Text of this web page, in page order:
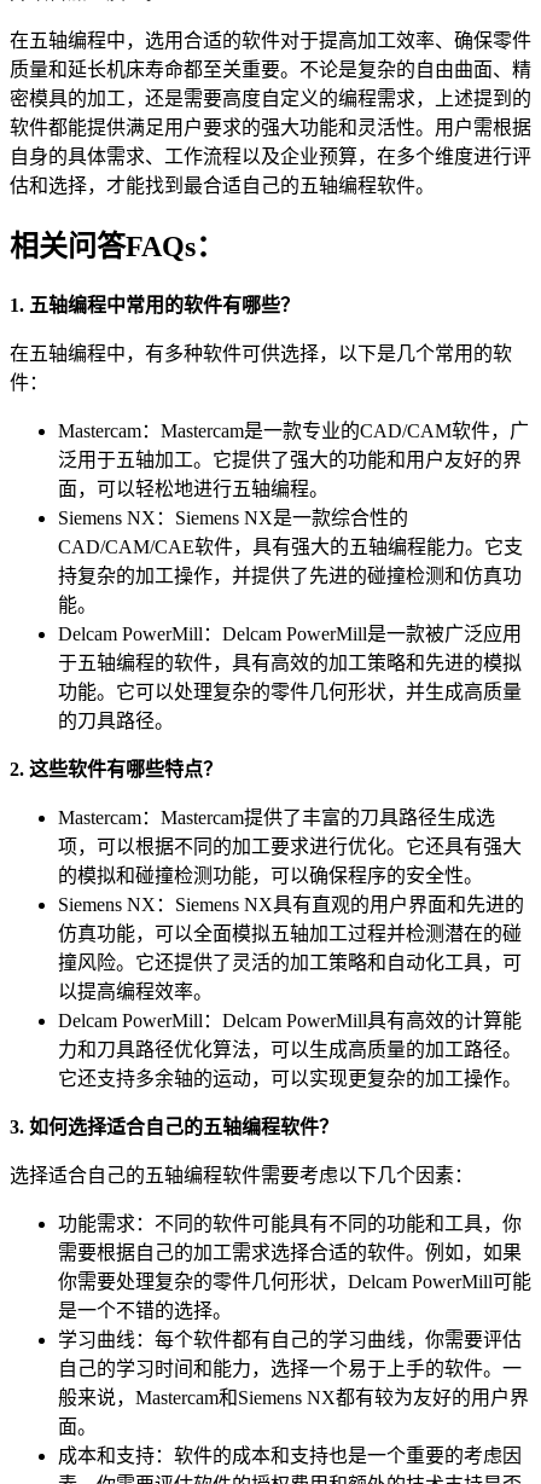
在五轴编程中，选用合适的软件对于提高加工效率、确保零件
质量和延长机床寿命都至关重要。不论是复杂的自由曲面、精
密模具的加工，还是需要高度自定义的编程需求，上述提到的
软件都能提供满足用户要求的强大功能和灵活性。用户需根据
自身的具体需求、工作流程以及企业预算，在多个维度进行评
估和选择，才能找到最合适自己的五轴编程软件。
相关问答FAQs：
1. 五轴编程中常用的软件有哪些？
在五轴编程中，有多种软件可供选择，以下是几个常用的软
件：
Mastercam：Mastercam是一款专业的CAD/CAM软件，广
泛用于五轴加工。它提供了强大的功能和用户友好的界
面，可以轻松地进行五轴编程。
Siemens NX：Siemens NX是一款综合性的
CAD/CAM/CAE软件，具有强大的五轴编程能力。它支
持复杂的加工操作，并提供了先进的碰撞检测和仿真功
能。
Delcam PowerMill：Delcam PowerMill是一款被广泛应用
于五轴编程的软件，具有高效的加工策略和先进的模拟
功能。它可以处理复杂的零件几何形状，并生成高质量
的刀具路径。
2. 这些软件有哪些特点？
Mastercam：Mastercam提供了丰富的刀具路径生成选
项，可以根据不同的加工要求进行优化。它还具有强大
的模拟和碰撞检测功能，可以确保程序的安全性。
Siemens NX：Siemens NX具有直观的用户界面和先进的
仿真功能，可以全面模拟五轴加工过程并检测潜在的碰
撞风险。它还提供了灵活的加工策略和自动化工具，可
以提高编程效率。
Delcam PowerMill：Delcam PowerMill具有高效的计算能
力和刀具路径优化算法，可以生成高质量的加工路径。
它还支持多余轴的运动，可以实现更复杂的加工操作。
3. 如何选择适合自己的五轴编程软件？
选择适合自己的五轴编程软件需要考虑以下几个因素：
功能需求：不同的软件可能具有不同的功能和工具，你
需要根据自己的加工需求选择合适的软件。例如，如果
你需要处理复杂的零件几何形状，Delcam PowerMill可能
是一个不错的选择。
学习曲线：每个软件都有自己的学习曲线，你需要评估
自己的学习时间和能力，选择一个易于上手的软件。一
般来说，Mastercam和Siemens NX都有较为友好的用户界
面。
成本和支持：软件的成本和支持也是一个重要的考虑因